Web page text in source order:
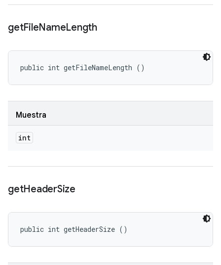
getFileNameLength
public int getFileNameLength ()
Muestra
int
getHeaderSize
public int getHeaderSize ()